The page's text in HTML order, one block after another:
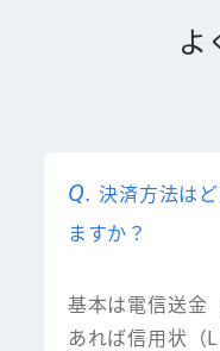
よ
決済方法は
ますか？
基本は電信送金
あれば信用状（